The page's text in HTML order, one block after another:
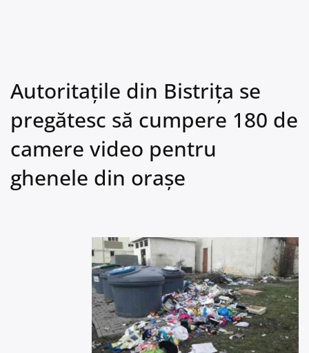
Autoritațile din Bistrița se
pregătesc să cumpere 180 de
camere video pentru
ghenele din orașe